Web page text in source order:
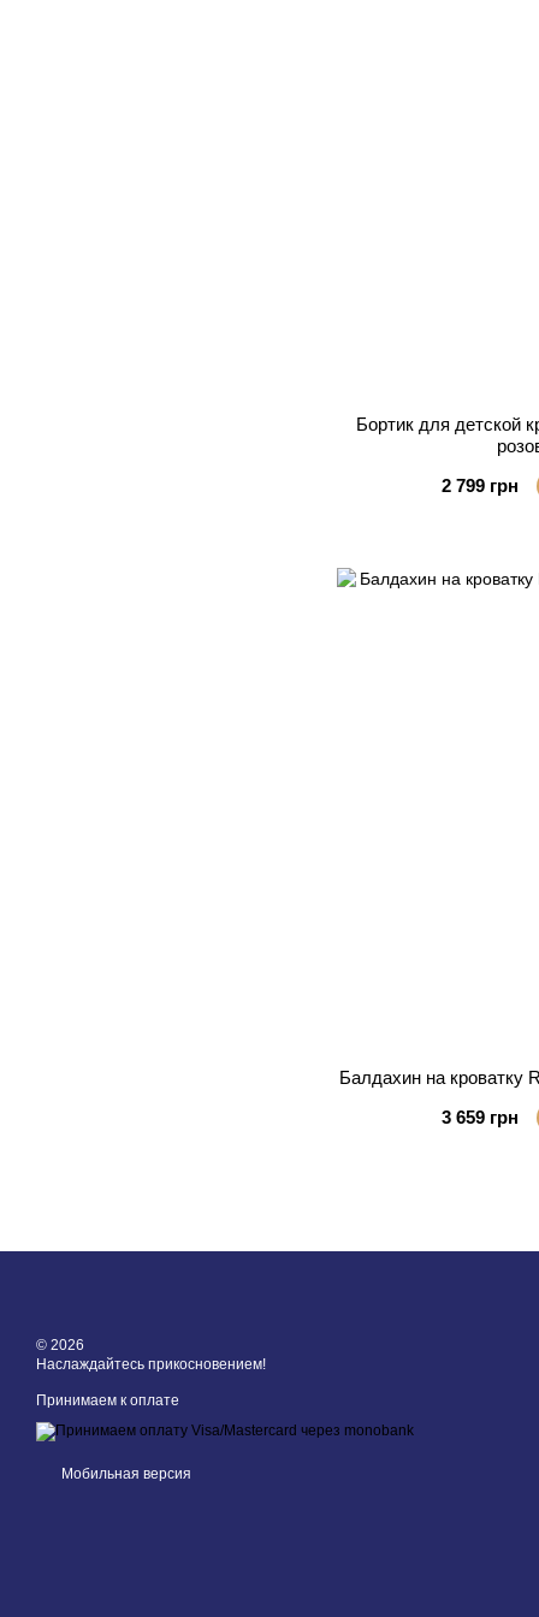
Бортик для детской
2 799 грн
Балдахин на кроватку
3 659 грн
© 2026
Наслаждайтесь прикосновением!
Принимаем к оплате
Мобильная версия